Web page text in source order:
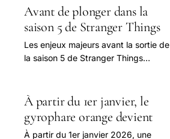
comme une simple parodie.
Avant de plonger dans la
saison 5 de Stranger Things
Les enjeux majeurs avant la sortie de
la saison 5 de Stranger Things
millions.
À partir du 1er janvier, le
gyrophare orange devient
À partir du 1er janvier 2026, une